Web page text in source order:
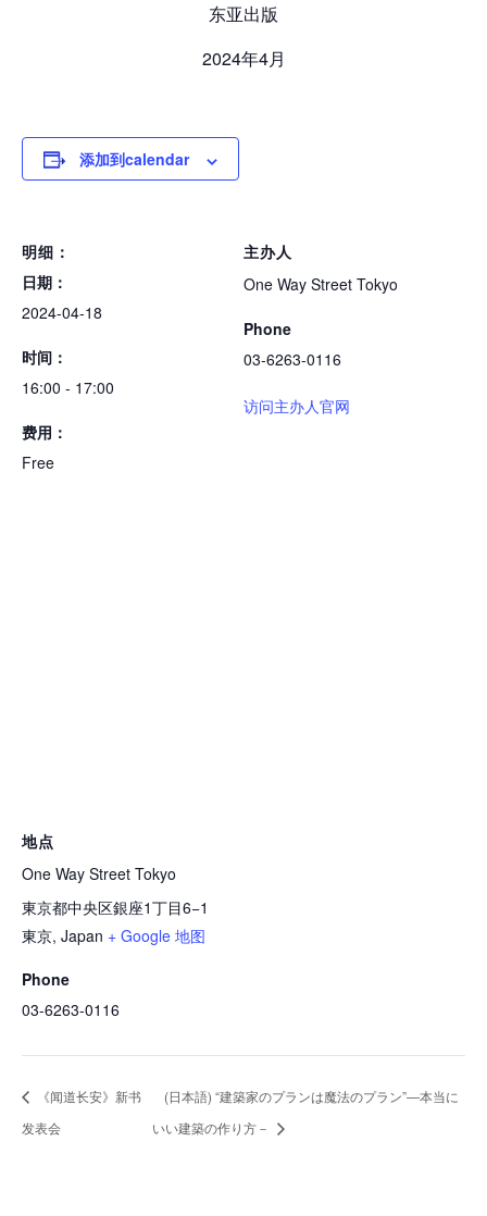
东亚出版
2024年4月
添加到calendar
明细：
日期：
2024-04-18
时间：
16:00 - 17:00
费用：
Free
主办人
One Way Street Tokyo
Phone
03-6263-0116
访问主办人官网
地点
One Way Street Tokyo
東京都中央区銀座1丁目6−1
東京, Japan + Google 地图
Phone
03-6263-0116
《闻道长安》新书
发表会
(日本語) “建築家のプランは魔法のプラン”―本当に
いい建築の作り方－